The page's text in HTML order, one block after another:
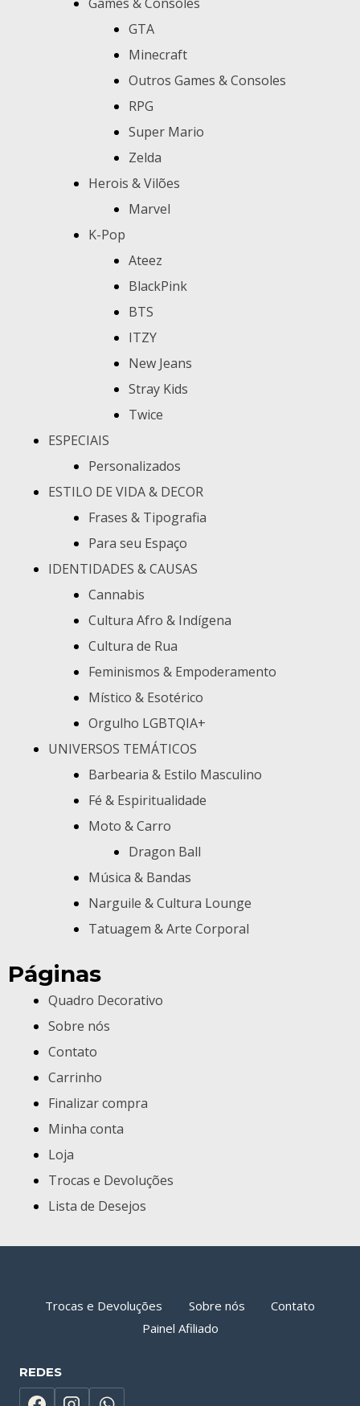
GTA
Minecraft
Outros Games & Consoles
RPG
Super Mario
Zelda
Herois & Vilões
Marvel
K-Pop
Ateez
BlackPink
BTS
ITZY
New Jeans
Stray Kids
Twice
ESPECIAIS
Personalizados
ESTILO DE VIDA & DECOR
Frases & Tipografia
Para seu Espaço
IDENTIDADES & CAUSAS
Cannabis
Cultura Afro & Indígena
Cultura de Rua
Feminismos & Empoderamento
Místico & Esotérico
Orgulho LGBTQIA+
UNIVERSOS TEMÁTICOS
Barbearia & Estilo Masculino
Fé & Espiritualidade
Moto & Carro
Dragon Ball
Música & Bandas
Narguile & Cultura Lounge
Tatuagem & Arte Corporal
Páginas
Quadro Decorativo
Sobre nós
Contato
Carrinho
Finalizar compra
Minha conta
Loja
Trocas e Devoluções
Lista de Desejos
Trocas e Devoluções Sobre nós
Contato
Painel Afiliado
REDES